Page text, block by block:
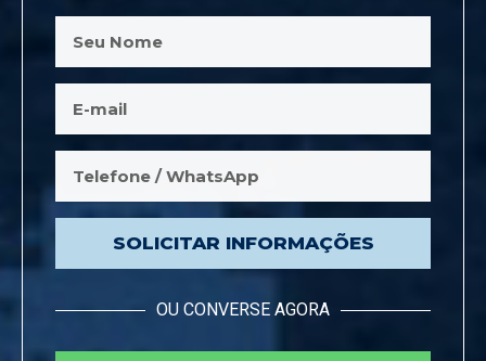
SOLICITAR INFORMAÇÕES
OU CONVERSE AGORA